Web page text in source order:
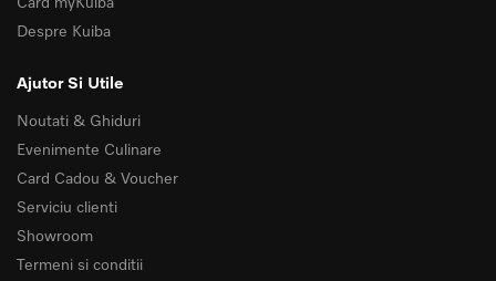
Despre Kuiba
Ajutor Si Utile
Noutati & Ghiduri
Evenimente Culinare
Card Cadou & Voucher
Serviciu clienti
Showroom
Termeni si conditii